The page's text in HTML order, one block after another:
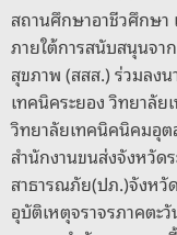
สถานศึกษาอาชีวศึกษา
ภายใต้การสนับสนุนจา
สุขภาพ (สสส.) ร่วมลง
เทคนิคระยอง วิทยาลั
วิทยาลัยเทคนิคนิคมอุต
สำนักงานขนส่งจังหวัด
สาธารณภัย(ปภ.)จังหวั
อุบัติเหตุจราจรภาคตะ